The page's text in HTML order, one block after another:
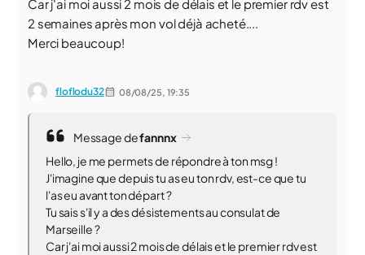
Car j'ai moi aussi 2 mois de délais et le premier rdv est
2 semaines après mon vol déjà acheté....
Merci beaucoup!
floflodu32 08/08/25, 19:35
Message defannnx
Hello, je me permets de répondre à ton msg !
J'imagine que depuis tu as eu ton rdv, est-ce que tu
l'as eu avant ton départ ?
Tu sais s'il y a des désistements au consulat de
Marseille ?
Car j'ai moi aussi 2 mois de délais et le premier rdv est